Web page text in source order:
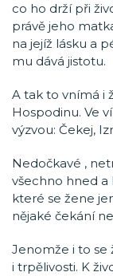
co ho drží při
právě jeho
na jejíž lásku a
mu dává jistotu.
A tak to vnímá i
Hospodinu. Ve
výzvou: Čekej,
Nedočkavé ,
všechno hned a
které se žene
nějaké čekání
Jenomže i to se
i trpělivosti. K